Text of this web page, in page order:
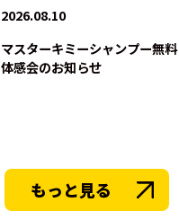
2026.08.10
マスターキミーシャンプー無料
体感会のお知らせ
もっと見る